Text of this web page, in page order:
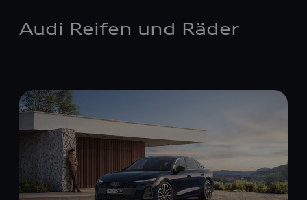
Audi Reifen und Räder